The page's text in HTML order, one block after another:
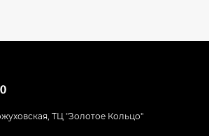
ТЦ "Золотое Кольцо"